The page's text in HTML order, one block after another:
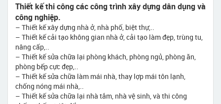
Thiết kế thi công các công trình xây dựng dân dụng và
công nghiệp.
– Thiết kế xây dựng nhà ở, nhà phố, biệt thự,..
– Thiết kế cải tạo không gian nhà ở, cải tạo làm đẹp, trùng tu,
nâng cấp,..
– Thiết kế sửa chữa lại phòng khách, phòng ngủ, phòng ăn,
phòng bếp cực đẹp,..
– Thiết kế sửa chữa làm mái nhà, thay lợp mái tôn lạnh,
chống nóng mái nhà,..
– Thiết kế sửa chữa lại nhà tắm, nhà vệ sinh, và thi công